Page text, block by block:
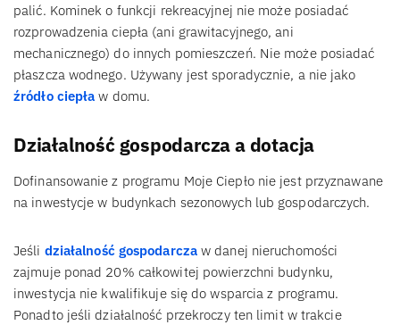
palić. Kominek o funkcji rekreacyjnej nie może posiadać
rozprowadzenia ciepła (ani grawitacyjnego, ani
mechanicznego) do innych pomieszczeń. Nie może posiadać
płaszcza wodnego. Używany jest sporadycznie, a nie jako
źródło ciepła w domu.
Działalność gospodarcza a dotacja
Dofinansowanie z programu Moje Ciepło nie jest przyznawane
na inwestycje w budynkach sezonowych lub gospodarczych.
Jeśli działalność gospodarczaw danej nieruchomości
zajmuje ponad 20% całkowitej powierzchni budynku,
inwestycja nie kwalifikuje się do wsparcia z programu.
Ponadto jeśli działalność przekroczy ten limit w trakcie